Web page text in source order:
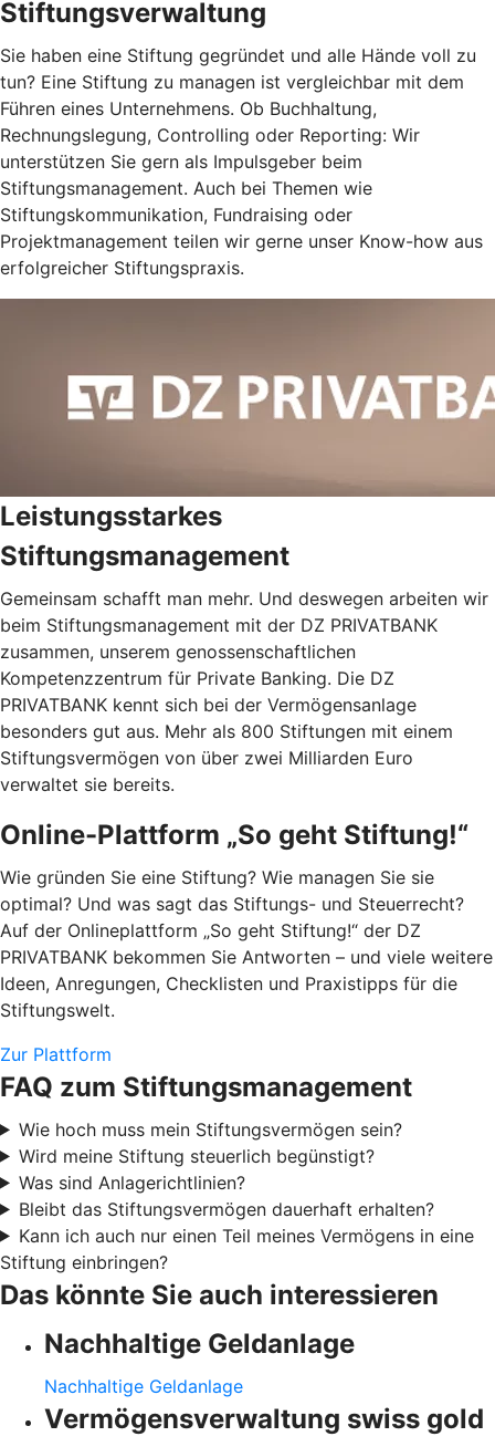
Stiftungsverwaltung
Sie haben eine Stiftung gegründet und alle Hände voll zu
tun? Eine Stiftung zu managen ist vergleichbar mit dem
Führen eines Unternehmens. Ob Buchhaltung,
Rechnungslegung, Controlling oder Reporting: Wir
unterstützen Sie gern als Impulsgeber beim
Stiftungsmanagement. Auch bei Themen wie
Stiftungskommunikation, Fundraising oder
Projektmanagement teilen wir gerne unser Know-how aus
erfolgreicher Stiftungspraxis.
Leistungsstarkes
Stiftungsmanagement
Gemeinsam schafft man mehr. Und deswegen arbeiten wir
beim Stiftungsmanagement mit der DZ PRIVATBANK
zusammen, unserem genossenschaftlichen
Kompetenzzentrum für Private Banking. Die DZ
PRIVATBANK kennt sich bei der Vermögensanlage
besonders gut aus. Mehr als 800 Stiftungen mit einem
Stiftungsvermögen von über zwei Milliarden Euro
verwaltet sie bereits.
Online-Plattform „So geht Stiftung!“
Wie gründen Sie eine Stiftung? Wie managen Sie sie
optimal? Und was sagt das Stiftungs- und Steuerrecht?
Auf der Onlineplattform „So geht Stiftung!“ der DZ
PRIVATBANK bekommen Sie Antworten – und viele weitere
Ideen, Anregungen, Checklisten und Praxistipps für die
Stiftungswelt.
Zur Plattform
FAQ zum Stiftungsmanagement
Wie hoch muss mein Stiftungsvermögen sein?
Wird meine Stiftung steuerlich begünstigt?
Was sind Anlagerichtlinien?
Bleibt das Stiftungsvermögen dauerhaft erhalten?
Kann ich auch nur einen Teil meines Vermögens in eine
Stiftung einbringen?
Das könnte Sie auch interessieren
Nachhaltige Geldanlage
Nachhaltige Geldanlage
Vermögensverwaltung swiss gold